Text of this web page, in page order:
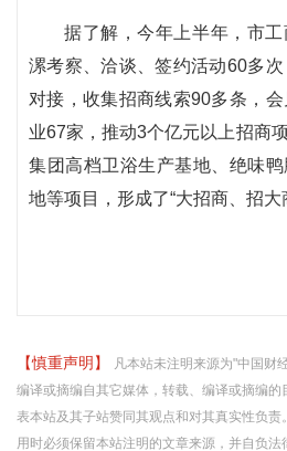
据了解，今年上半年，市
漯考察、洽谈、签约活动60多
对接，收集招商线索90多条，
业67家，推动3个亿元以上招商
集团高档卫浴生产基地、绝味
地等项目，形成了“大招商、招大
【慎重声明】
凡本站未注明来源为"中国财
编译或摘编自其它媒体，转载、编译或摘编
表本站及其子站赞同其观点和对其真实性负
用时必须保留本站注明的文章来源，并自负